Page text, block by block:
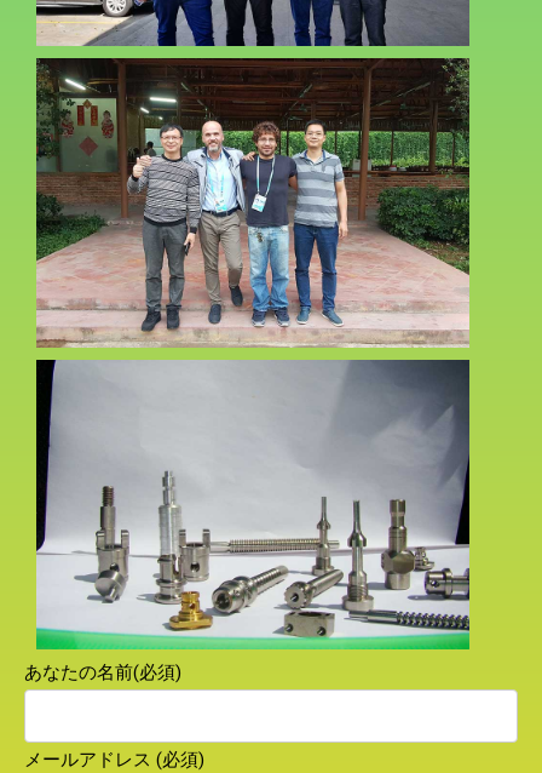
あなたの名前(必須)
メールアドレス (必須)